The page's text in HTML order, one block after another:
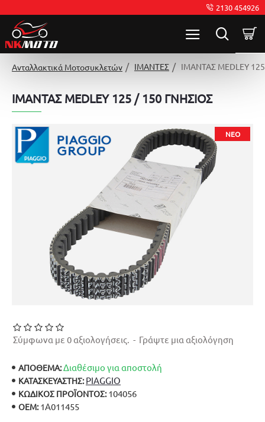
2130 454926
Ανταλλακτικά Μοτοσυκλετών ΙΜΑΝΤΕΣ ΙΜΑΝΤΑΣ MEDLEY
ΙΜΑΝΤΑΣ MEDLEY 125 / 150 ΓΝΗΣΙΟΣ
ΝΈΟ
ΑΠΟΘΕΜΑ:Διαθέσιμο για αποστολή
ΚΑΤΑΣΚΕΥΑΣΤΉΣ: PIAGGIO
ΚΩΔΙΚΌΣ ΠΡΟΪΌΝΤΟΣ: 104056
OEM: 1A011455
Σύμφωνα με 0 αξιολογήσεις. - Γράψτε μια αξιολόγηση